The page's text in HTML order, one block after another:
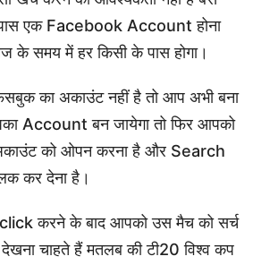
एक Facebook Account होना
के समय में हर किसी के पास होगा।
का अकाउंट नहीं है तो आप अभी बना
Account बन जायेगा तो फिर आपको
को ओपन करना है और Search
कर देना है।
करने के बाद आपको उस मैच को सर्च
चाहते हैं मतलब की टी20 विश्व कप